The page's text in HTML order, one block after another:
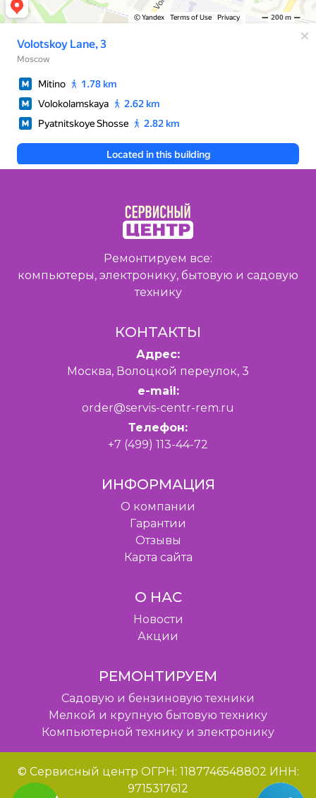
Ремонтируем все:
компьютеры, электронику, бытовую и садовую
технику
КОНТАКТЫ
Адрес:
Москва, Волоцкой переулок, 3
e-mail:
order@servis-centr-rem.ru
Телефон:
+7 (499) 113-44-72
ИНФОРМАЦИЯ
O компании
Гарантии
Отзывы
Карта сайта
О НАС
Новости
Акции
РЕМОНТИРУЕМ
Садовую и бензиновую техники
Мелкой и крупную бытовую технику
Компьютерной технику и электронику
© Сервисный центр ОГРН: 1187746548802 ИНН:
9715317612